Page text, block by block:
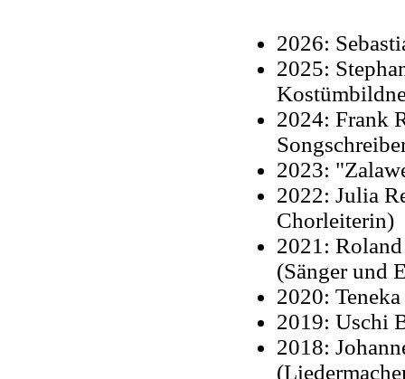
2026:
2025:
2024: Frank
2023:
2022: Julia
Chorleiterin)
2021:
(Sänger und
2020:
2019: Uschi
2018: